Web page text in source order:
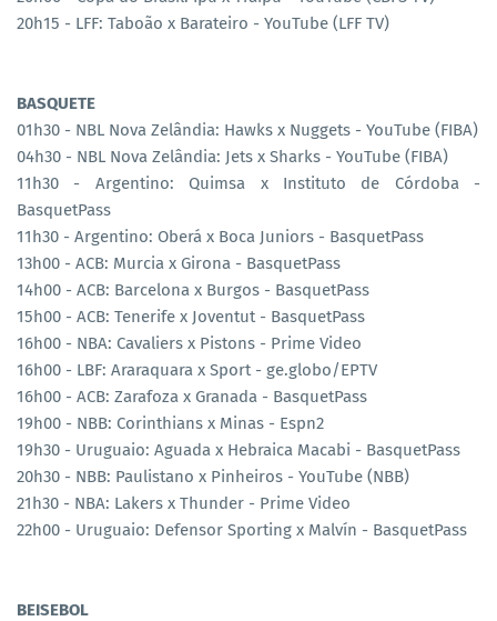
20h15 - LFF: Taboão x Barateiro - YouTube (LFF TV)
BASQUETE
01h30 - NBL Nova Zelândia: Hawks x Nuggets - YouTube (FIBA)
04h30 - NBL Nova Zelândia: Jets x Sharks - YouTube (FIBA)
11h30 - Argentino: Quimsa x Instituto de Córdoba -
BasquetPass
11h30 - Argentino: Oberá x Boca Juniors - BasquetPass
13h00 - ACB: Murcia x Girona - BasquetPass
14h00 - ACB: Barcelona x Burgos - BasquetPass
15h00 - ACB: Tenerife x Joventut - BasquetPass
16h00 - NBA: Cavaliers x Pistons - Prime Video
16h00 - LBF: Araraquara x Sport - ge.globo/EPTV
16h00 - ACB: Zarafoza x Granada - BasquetPass
19h00 - NBB: Corinthians x Minas - Espn2
19h30 - Uruguaio: Aguada x Hebraica Macabi - BasquetPass
20h30 - NBB: Paulistano x Pinheiros - YouTube (NBB)
21h30 - NBA: Lakers x Thunder - Prime Video
22h00 - Uruguaio: Defensor Sporting x Malvín - BasquetPass
BEISEBOL